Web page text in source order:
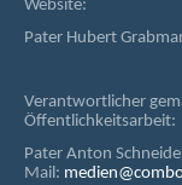
Website:
Pater Hubert
Verantwortlicher
Öffentlichkeitsarbeit:
Pater Anton
Mail: